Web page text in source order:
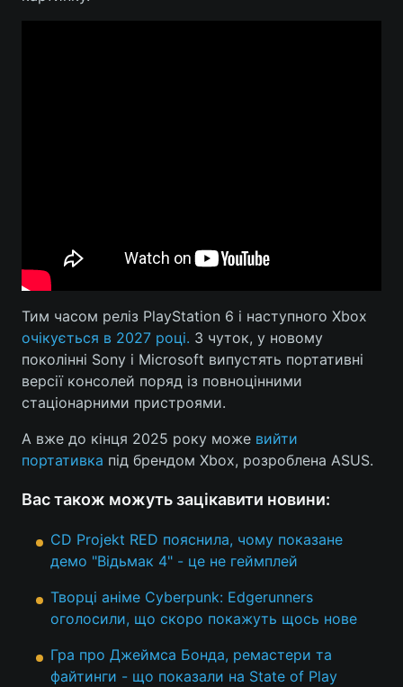
Тим часом реліз PlayStation 6 і наступного Xbox
очікується в 2027 році. З чуток, у новому
поколінні Sony і Microsoft випустять портативні
версії консолей поряд із повноцінними
стаціонарними пристроями.
А вже до кінця 2025 року може вийти
портативка під брендом Xbox, розроблена ASUS.
Вас також можуть зацікавити новини:
CD Projekt RED пояснила, чому показане
демо "Відьмак 4" - це не геймплей
Творці аніме Cyberpunk: Edgerunners
оголосили, що скоро покажуть щось нове
Гра про Джеймса Бонда, ремастери та
файтинги - що показали на State of Play